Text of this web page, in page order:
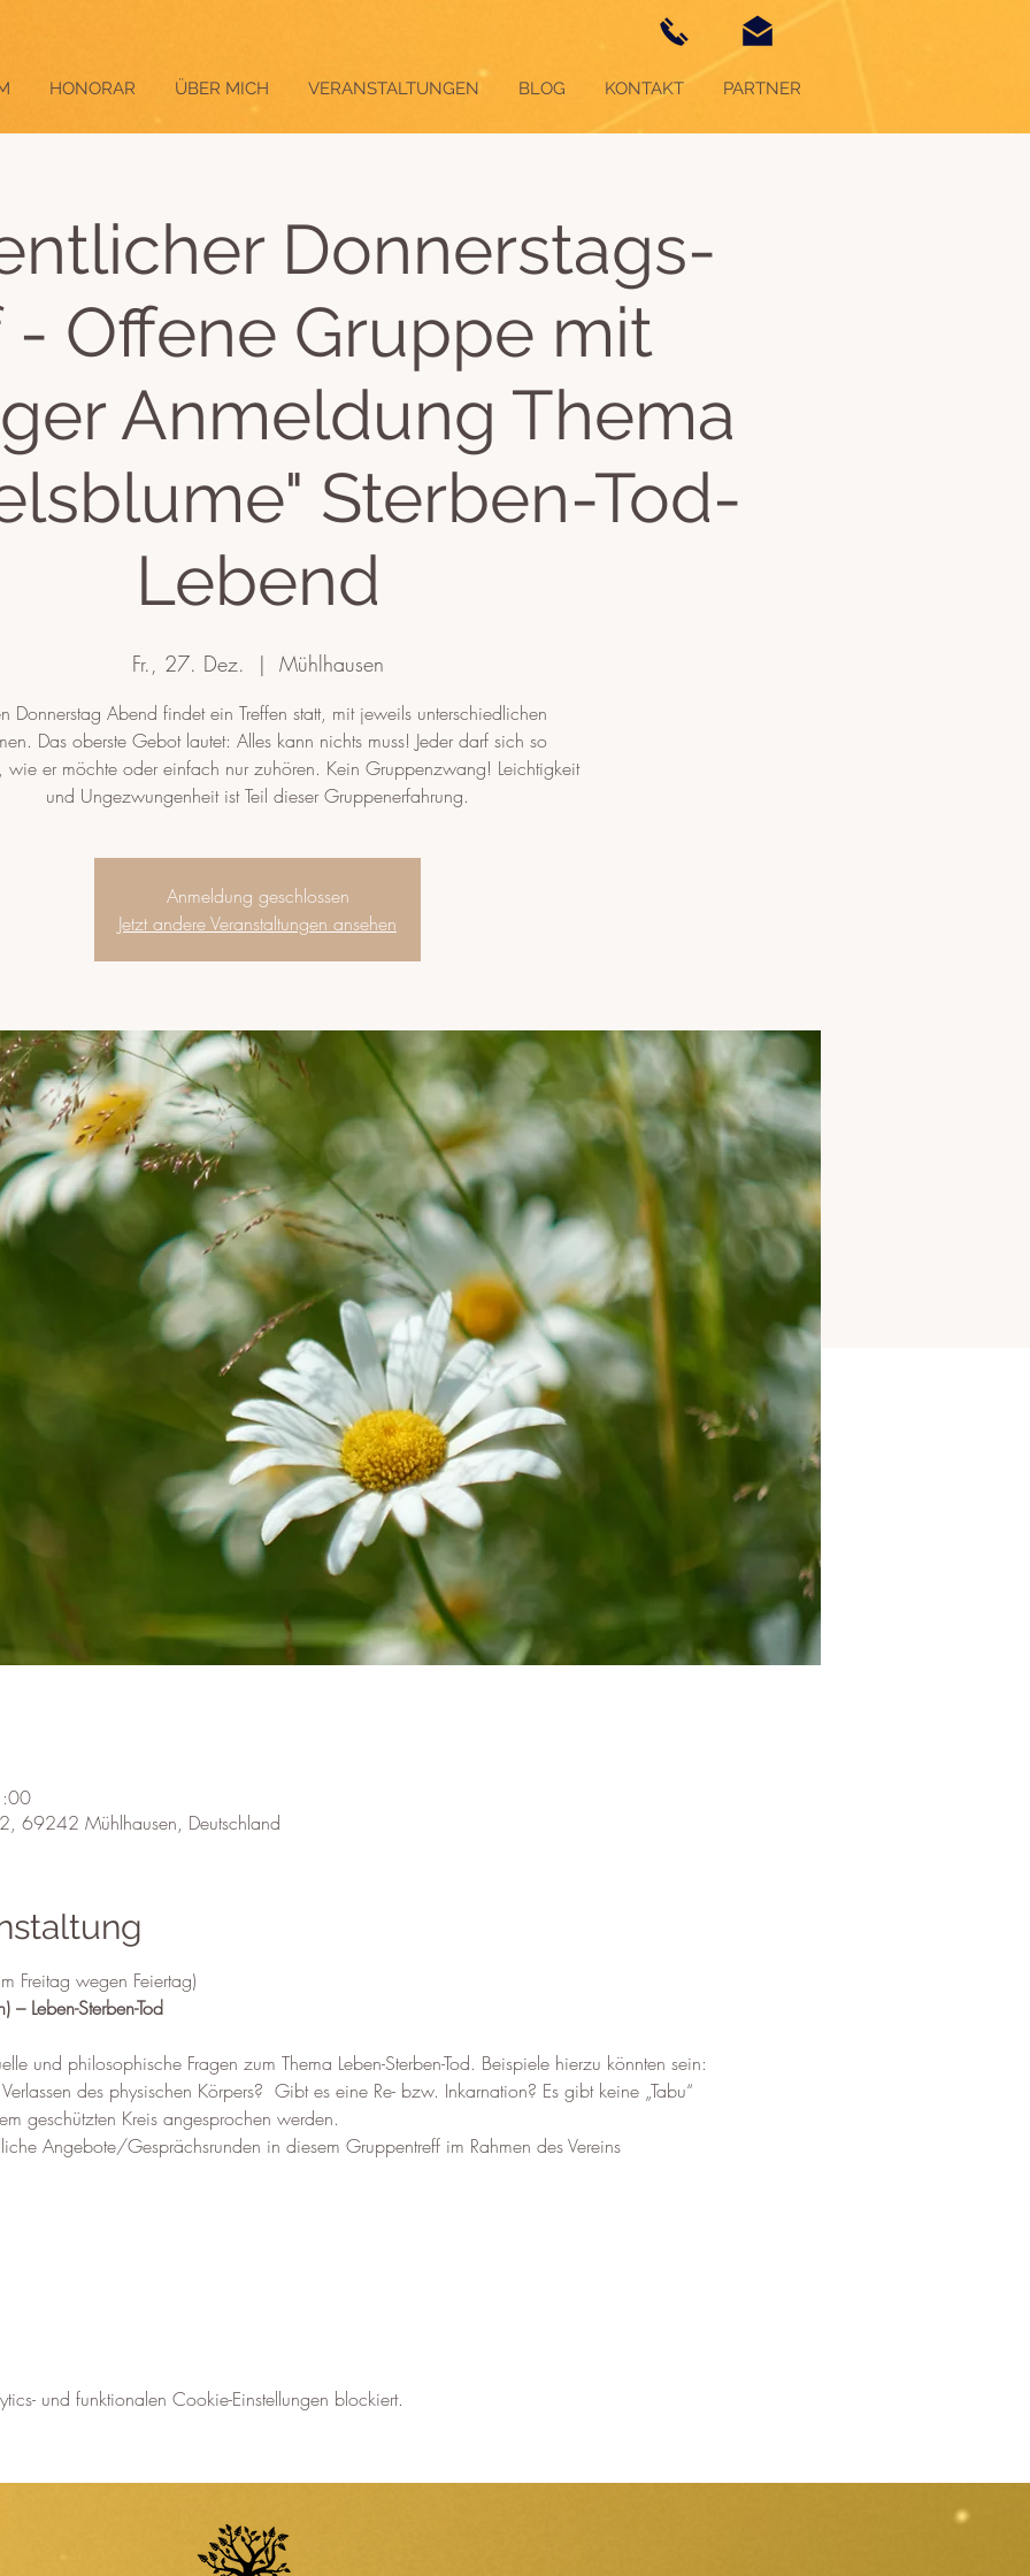
HONORAR ÜBER MICH VERANSTALTUNGEN BLOG KONTAKT PARTNER
Donnerstags-
- Offene Gruppe mit
Anmeldung Thema
Sterben-Tod-
Lebend
Fr., 27. Dez.
  |
Mühlhausen
Donnerstag Abend findet ein Treffen statt, mit jeweils unterschiedlichen
Das oberste Gebot lautet: Alles kann nichts muss! Jeder darf sich so
wie er möchte oder einfach nur zuhören. Kein Gruppenzwang! Leichtigkeit
und Ungezwungenheit ist Teil dieser Gruppenerfahrung.
Anmeldung geschlossen
Jetzt andere Veranstaltungen ansehen
69242 Mühlhausen, Deutschland
Freitag wegen Feiertag)
– Leben-Sterben-Tod
und philosophische Fragen zum Thema Leben-Sterben-Tod. Beispiele hierzu könnten sein:
des physischen Körpers?  Gibt es eine Re- bzw. Inkarnation? Es gibt keine „Tabu“
geschützten Kreis angesprochen werden.
Angebote/Gesprächsrunden in diesem Gruppentreff im Rahmen des Vereins
und funktionalen Cookie-Einstellungen blockiert.